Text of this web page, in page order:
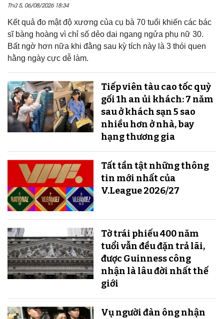
Thứ 5, 06/08/2026 18:34
Kết quả đo mật độ xương của cụ bà 70 tuổi khiến các bác
sĩ bàng hoàng vì chỉ số dẻo dai ngang ngửa phụ nữ 30.
Bất ngờ hơn nữa khi đằng sau kỳ tích này là 3 thói quen
hằng ngày cực dễ làm.
Tiếp viên tàu cao tốc quỳ
gối 1h an ủi khách: 7 năm
sau ở khách sạn 5 sao
nhiều hơn ở nhà, bay
hạng thương gia
Tất tần tật những thông
tin mới nhất của
V.League 2026/27
Tờ trái phiếu 400 năm
tuổi vẫn đều đặn trả lãi,
được Guinness công
nhận là lâu đời nhất thế
giới
Vụ người đàn ông nhận